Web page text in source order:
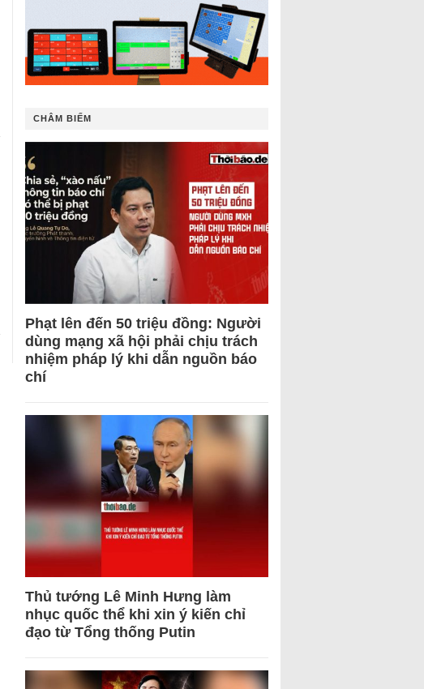
CHÂM BIẾM
Phạt lên đến 50 triệu đồng: Người
dùng mạng xã hội phải chịu trách
nhiệm pháp lý khi dẫn nguồn báo
chí
Thủ tướng Lê Minh Hưng làm
nhục quốc thể khi xin ý kiến chỉ
đạo từ Tổng thống Putin